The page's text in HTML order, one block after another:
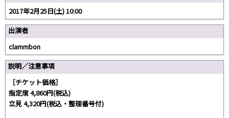
2017年2月25日(土) 10:00
出演者
clammbon
説明／注意事項
［チケット価格］
指定席 4,860円(税込)
立見 4,320円(税込・整理番号付)